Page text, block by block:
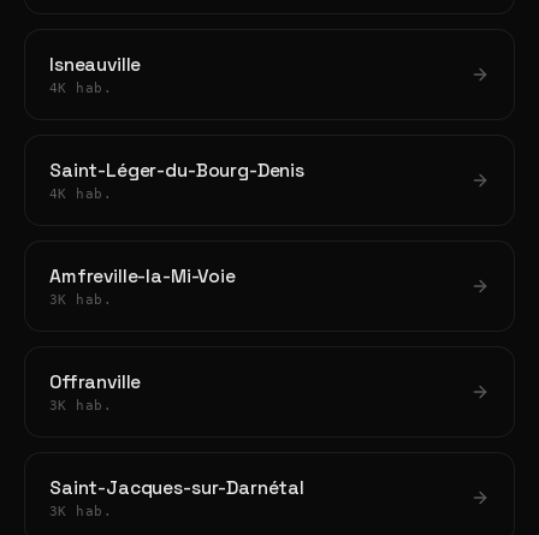
Isneauville
4K hab.
Saint-Léger-du-Bourg-Denis
4K hab.
Amfreville-la-Mi-Voie
3K hab.
Offranville
3K hab.
Saint-Jacques-sur-Darnétal
3K hab.